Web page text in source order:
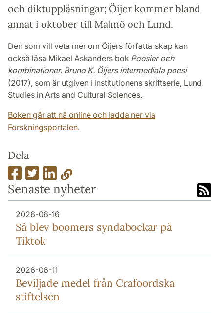
och diktuppläsningar; Öijer kommer bland
annat i oktober till Malmö och Lund.
Den som vill veta mer om Öijers författarskap kan
också läsa Mikael Askanders bok Poesier och
kombinationer. Bruno K. Öijers intermediala poesi
(2017), som är utgiven i institutionens skriftserie, Lund
Studies in Arts and Cultural Sciences.
Boken går att nå online och ladda ner via
Forskningsportalen.
Dela
Senaste nyheter
2026-06-16
Så blev boomers syndabockar på
Tiktok
2026-06-11
Beviljade medel från Crafoordska
stiftelsen